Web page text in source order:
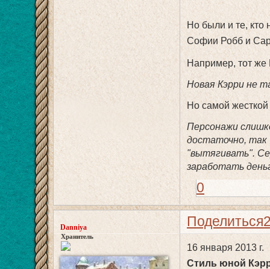
Но были и те, кто
Софии Робб и
Например, тот же
Новая Кэрри не
Но самой
Персонажи
достаточно, так
"вытягивать".
заработать
0
Поделиться
Danniya
Хранитель
16 января 2013 г.
Стиль юной